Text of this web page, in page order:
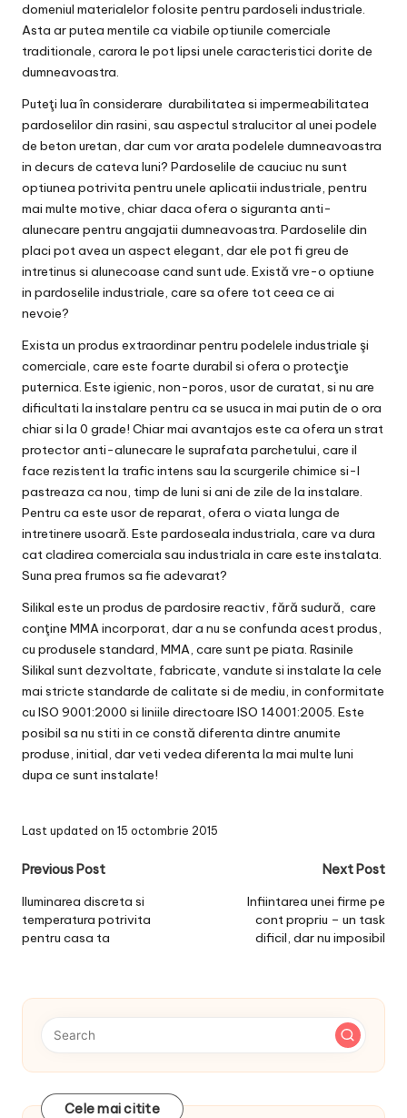
domeniul materialelor folosite pentru pardoseli industriale.
Asta ar putea mentile ca viabile optiunile comerciale
traditionale, carora le pot lipsi unele caracteristici dorite de
dumneavoastra.
Puteţi lua în considerare durabilitatea si impermeabilitatea
pardoselilor din rasini, sau aspectul stralucitor al unei podele
de beton uretan, dar cum vor arata podelele dumneavoastra
in decurs de cateva luni? Pardoselile de cauciuc nu sunt
optiunea potrivita pentru unele aplicatii industriale, pentru
mai multe motive, chiar daca ofera o siguranta anti-
alunecare pentru angajatii dumneavoastra. Pardoselile din
placi pot avea un aspect elegant, dar ele pot fi greu de
intretinus si alunecoase cand sunt ude. Există vre-o optiune
in pardoselile industriale, care sa ofere tot ceea ce ai
nevoie?
Exista un produs extraordinar pentru podelele industriale şi
comerciale, care este foarte durabil si ofera o protecţie
puternica. Este igienic, non-poros, usor de curatat, si nu are
dificultati la instalare pentru ca se usuca in mai putin de o ora
chiar si la 0 grade! Chiar mai avantajos este ca ofera un strat
protector anti-alunecare le suprafata parchetului, care il
face rezistent la trafic intens sau la scurgerile chimice si-l
pastreaza ca nou, timp de luni si ani de zile de la instalare.
Pentru ca este usor de reparat, ofera o viata lunga de
intretinere usoară. Este pardoseala industriala, care va dura
cat cladirea comerciala sau industriala in care este instalata.
Suna prea frumos sa fie adevarat?
Silikal este un produs de pardosire reactiv, fără sudură, care
conţine MMA incorporat, dar a nu se confunda acest produs,
cu produsele standard, MMA, care sunt pe piata. Rasinile
Silikal sunt dezvoltate, fabricate, vandute si instalate la cele
mai stricte standarde de calitate si de mediu, in conformitate
cu ISO 9001:2000 si liniile directoare ISO 14001:2005. Este
posibil sa nu stiti in ce constă diferenta dintre anumite
produse, initial, dar veti vedea diferenta la mai multe luni
dupa ce sunt instalate!
Last updated on 15 octombrie 2015
Post
navigation
Previous Post
Iluminarea discreta si
temperatura potrivita
pentru casa ta
Next Post
Infiintarea unei firme pe
cont propriu – un task
dificil, dar nu imposibil
Cele mai citite